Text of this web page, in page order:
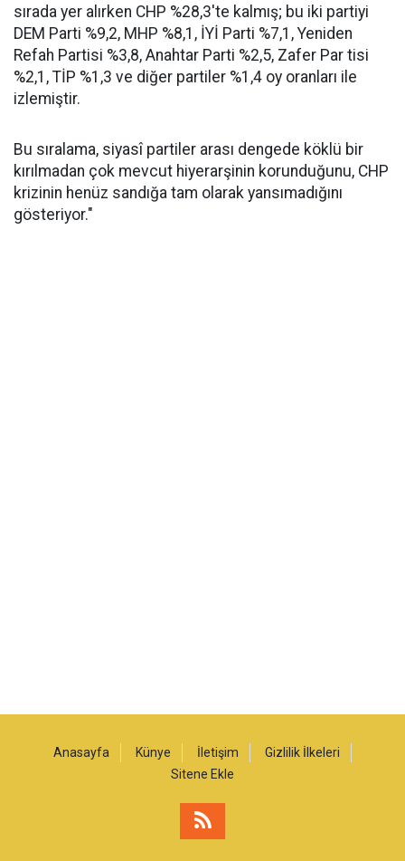
sırada yer alırken CHP %28,3'te kalmış; bu iki partiyi
DEM Parti %9,2, MHP %8,1, İYİ Parti %7,1, Yeniden
Refah Partisi %3,8, Anahtar Parti %2,5, Zafer Par tisi
%2,1, TİP %1,3 ve diğer partiler %1,4 oy oranları ile
izlemiştir.
Bu sıralama, siyasî partiler arası dengede köklü bir
kırılmadan çok mevcut hiyerarşinin korunduğunu, CHP
krizinin henüz sandığa tam olarak yansımadığını
gösteriyor."
Anasayfa Künye İletişim
Gizlilik İlkeleri
Sitene Ekle